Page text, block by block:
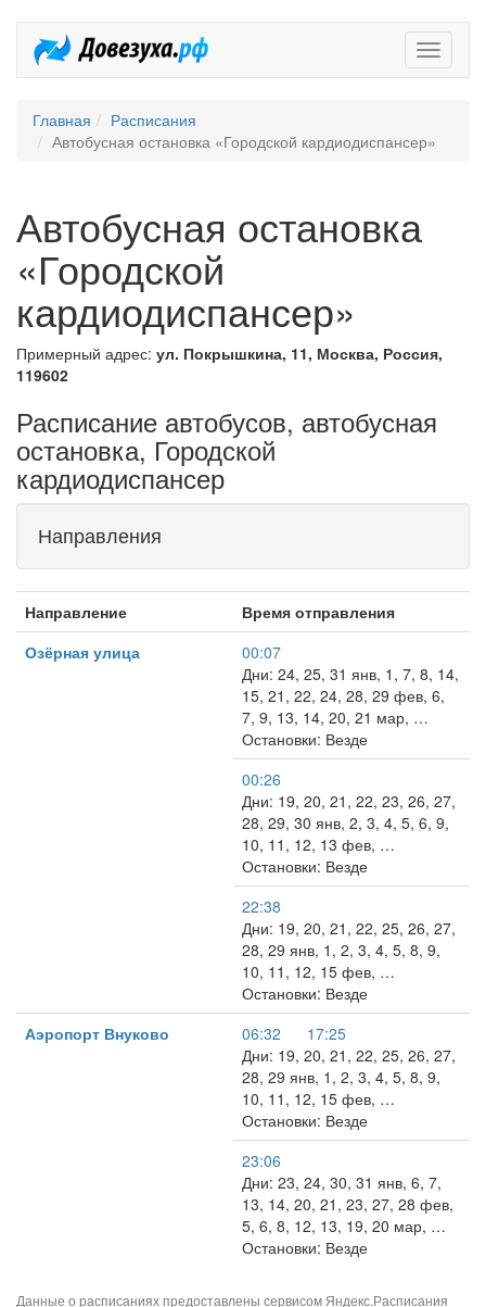
Главная
Расписания
Автобусная остановка «Городской кардиодиспансер»
Автобусная остановка
«Городской
кардиодиспансер»
Примерный адрес: ул. Покрышкина, 11, Москва, Россия,
119602
Расписание автобусов, автобусная
остановка, Городской
кардиодиспансер
Направления
Направление
Время отправления
Озёрная улица
00:07
Дни: 24, 25, 31 янв, 1, 7, 8, 14,
15, 21, 22, 24, 28, 29 фев, 6,
7, 9, 13, 14, 20, 21 мар, …
Остановки: Везде
00:26
Дни: 19, 20, 21, 22, 23, 26, 27,
28, 29, 30 янв, 2, 3, 4, 5, 6, 9,
10, 11, 12, 13 фев, …
Остановки: Везде
22:38
Дни: 19, 20, 21, 22, 25, 26, 27,
28, 29 янв, 1, 2, 3, 4, 5, 8, 9,
10, 11, 12, 15 фев, …
Остановки: Везде
Аэропорт Внуково
06:32
17:25
Дни: 19, 20, 21, 22, 25, 26, 27,
28, 29 янв, 1, 2, 3, 4, 5, 8, 9,
10, 11, 12, 15 фев, …
Остановки: Везде
23:06
Дни: 23, 24, 30, 31 янв, 6, 7,
13, 14, 20, 21, 23, 27, 28 фев,
5, 6, 8, 12, 13, 19, 20 мар, …
Остановки: Везде
Данные о расписаниях предоставлены сервисом Яндекс.Расписания